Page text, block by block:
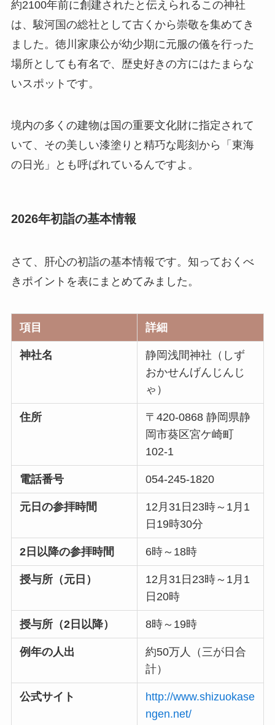
約2100年前に創建されたと伝えられるこの神社
は、駿河国の総社として古くから崇敬を集めてき
ました。徳川家康公が幼少期に元服の儀を行った
場所としても有名で、歴史好きの方にはたまらな
いスポットです。
境内の多くの建物は国の重要文化財に指定されて
いて、その美しい漆塗りと精巧な彫刻から「東海
の日光」とも呼ばれているんですよ。
2026年初詣の基本情報
さて、肝心の初詣の基本情報です。知っておくべ
きポイントを表にまとめてみました。
項目 詳細
神社名
静岡浅間神社（しず
おかせんげんじんじ
ゃ）
住所
〒420-0868 静岡県静
岡市葵区宮ケ崎町
102-1
電話番号 054-245-1820
元日の参拝時間
12月31日23時～1月1
日19時30分
2日以降の参拝時間 6時～18時
授与所（元日）
12月31日23時～1月1
日20時
授与所（2日以降） 8時～19時
例年の人出
約50万人（三が日合
計）
公式サイト
http://www.shizuokase
ngen.net/